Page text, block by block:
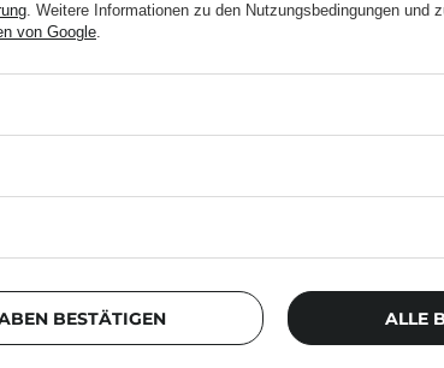
– 75 Stück
. Weitere Informationen zu den Nutzungsbedingungen und
von Google.
BESTÄTIGEN ALLE